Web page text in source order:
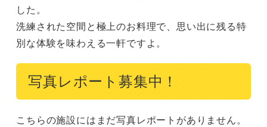
した。
洗練された空間と極上のお料理で、思い出に残る特
別な体験を味わえる一軒ですよ。
写真レポート募集中！
こちらの施設にはまだ写真レポートがありません。